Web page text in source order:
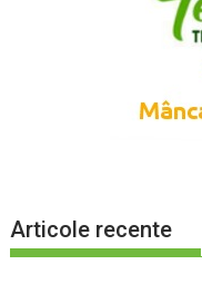
Articole recente